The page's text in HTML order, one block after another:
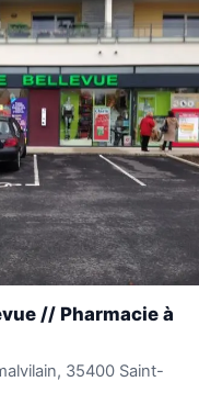
// Pharmacie à
35400 Saint-